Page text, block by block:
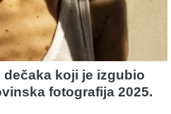
koji je izgubio
fotografija 2025.